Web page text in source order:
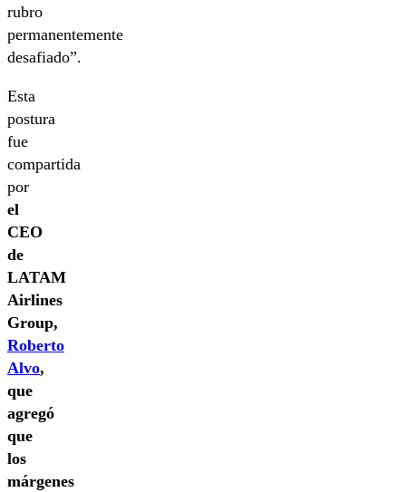
rubro
permanentemente
desafiado”.
Esta
postura
fue
compartida
por
el
CEO
de
LATAM
Airlines
Group,
Roberto
Alvo,
que
agregó
que
los
márgenes